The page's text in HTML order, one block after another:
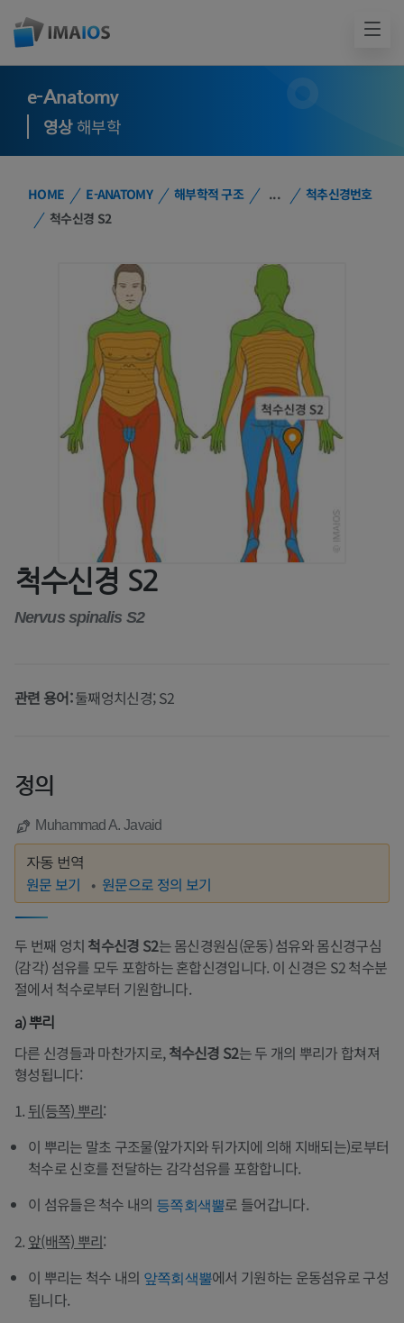
e-Anatomy
영상해부학
HOME E-ANATOMY 해부학적 구조 ...
척추신경번호
척수신경 S2
척수신경 S2
Nervus spinalis S2
관련 용어:둘째엉치신경; S2
정의
Muhammad A. Javaid
자동 번역
원문 보기 원문으로 정의 보기
두 번째 엉치 척수신경 S2는 몸신경원심(운동) 섬유와 몸신경구심
(감각) 섬유를 모두 포함하는 혼합신경입니다. 이 신경은 S2 척수분
절에서 척수로부터 기원합니다.
a) 뿌리
다른 신경들과 마찬가지로,척수신경 S2는 두 개의 뿌리가 합쳐져
형성됩니다:
1. 뒤(등쪽) 뿌리:
이 뿌리는 말초 구조물(앞가지와 뒤가지에 의해 지배되는)로부터
척수로 신호를 전달하는 감각섬유를 포함합니다.
이 섬유들은 척수 내의 등쪽회색뿔로 들어갑니다.
2. 앞(배쪽) 뿌리:
이 뿌리는 척수 내의 앞쪽회색뿔에서 기원하는 운동섬유로 구성
됩니다.